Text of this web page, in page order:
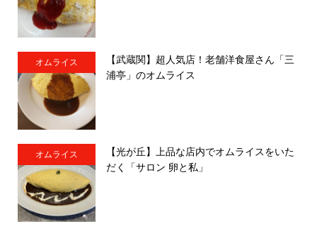
オムライス
【武蔵関】超人気店！老舗洋食屋さん「三
浦亭」のオムライス
オムライス
【光が丘】上品な店内でオムライスをいた
だく「サロン 卵と私」